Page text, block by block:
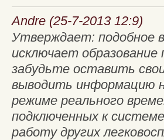
Andre (25-7-2013 12:9)
Утверждает: подобное
исключает
забудьте оставить
выводить информацию
режиме реального
подключенных к
работу других